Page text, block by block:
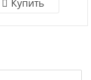
Купить